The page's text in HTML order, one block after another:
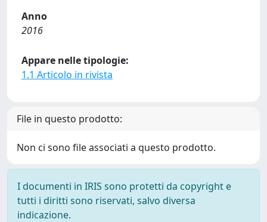
Anno
2016
Appare nelle tipologie:
1.1 Articolo in rivista
File in questo prodotto:
Non ci sono file associati a questo prodotto.
I documenti in IRIS sono protetti da copyright e
tutti i diritti sono riservati, salvo diversa
indicazione.